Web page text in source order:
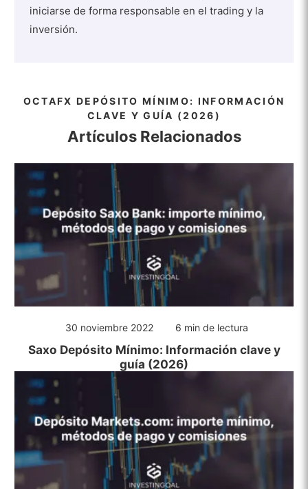
iniciarse de forma responsable en el trading y la
inversión.
OCTAFX DEPÓSITO MÍNIMO: INFORMACIÓN
CLAVE Y GUÍA (2026)
Artículos Relacionados
30 noviembre 2022 6 min de lectura
Saxo Depósito Mínimo: Información clave y
guía (2026)